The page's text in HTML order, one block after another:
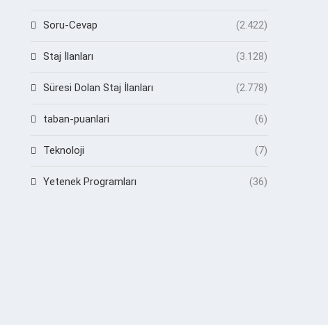
Soru-Cevap (2.422)
Staj İlanları (3.128)
Süresi Dolan Staj İlanları (2.778)
taban-puanlari (6)
Teknoloji (7)
Yetenek Programları (36)